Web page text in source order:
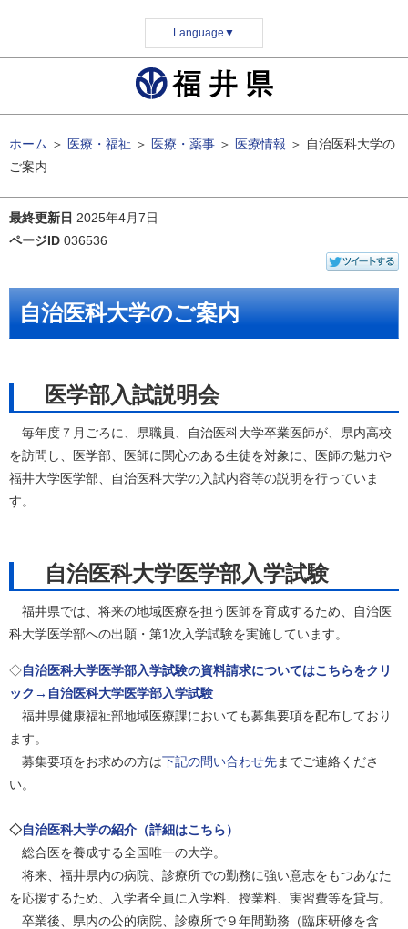
Language ▼
ホーム ＞ 医療・福祉 ＞ 医療・薬事 ＞ 医療情報 ＞ 自治医科大学の
ご案内
最終更新日 2025年4月7日
ページID 036536
自治医科大学のご案内
医学部入試説明会
毎年度７月ごろに、県職員、自治医科大学卒業医師が、県内高校
を訪問し、医学部、医師に関心のある生徒を対象に、医師の魅力や
福井大学医学部、自治医科大学の入試内容等の説明を行っていま
す。
自治医科大学医学部入学試験
福井県では、将来の地域医療を担う医師を育成するため、自治医
科大学医学部への出願・第1次入学試験を実施しています。
◇自治医科大学医学部入学試験の資料請求についてはこちらをクリ
ック→自治医科大学医学部入学試験
福井県健康福祉部地域医療課においても募集要項を配布しており
ます。
募集要項をお求めの方は下記の問い合わせ先までご連絡くださ
い。
◇自治医科大学の紹介（詳細はこちら）
総合医を養成する全国唯一の大学。
将来、福井県内の病院、診療所での勤務に強い意志をもつあなた
を応援するため、入学者全員に入学料、授業料、実習費等を貸与。
卒業後、県内の公的病院、診療所で９年間勤務（臨床研修を含